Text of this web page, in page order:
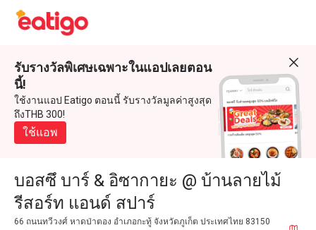
รับรางวัลพิเศษเฉพาะในแอปเลยตอน
นี้!
ใช้งานแอป Eatigo ตอนนี้ รับรางวัลมูลค่าสูงสุด
ถึงTHB 300!
ใช้แอพ
บอสซึ บาร์ & อิซากายะ @ บ้านลายไม้
รีสอร์ท แอนด์ สปาร์
66 ถนนทวีวงศ์ หาดป่าตอง อำเภอกะทู้ จังหวัดภูเก็ต ประเทศไทย 83150